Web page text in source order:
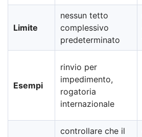
Limite
nessun tetto
complessivo
predeterminato
Esempi
rinvio per
impedimento,
rogatoria
internazionale
controllare che il